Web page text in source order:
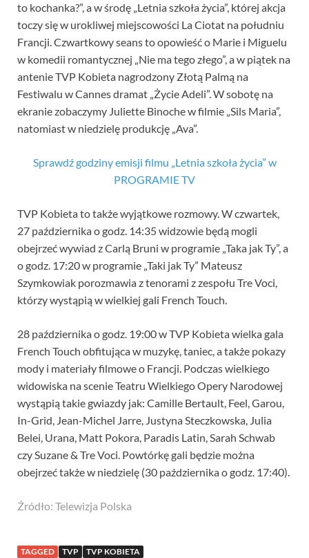
to kochanka?”, a w środę „Letnia szkoła życia”, której akcja
toczy się w urokliwej miejscowości La Ciotat na południu
Francji. Czwartkowy seans to opowieść o Marie i Miguelu
w komedii romantycznej „Nie ma tego złego”, a w piątek na
antenie TVP Kobieta nagrodzony Złotą Palmą na
Festiwalu w Cannes dramat „Życie Adeli”. W sobotę na
ekranie zobaczymy Juliette Binoche w filmie „Sils Maria”,
natomiast w niedzielę produkcję „Ava”.
Sprawdź godziny emisji filmu „Letnia szkoła życia” w
PROGRAMIE TV
TVP Kobieta to także wyjątkowe rozmowy. W czwartek,
27 października o godz. 14:35 widzowie będą mogli
obejrzeć wywiad z Carlą Bruni w programie „Taka jak Ty”, a
o godz. 17:20 w programie „Taki jak Ty” Mateusz
Szymkowiak porozmawia z tenorami z zespołu Tre Voci,
którzy wystąpią w wielkiej gali French Touch.
28 października o godz. 19:00 w TVP Kobieta wielka gala
French Touch obfitująca w muzykę, taniec, a także pokazy
mody i materiały filmowe o Francji. Podczas wielkiego
widowiska na scenie Teatru Wielkiego Opery Narodowej
wystąpią takie gwiazdy jak: Camille Bertault, Feel, Garou,
In-Grid, Jean-Michel Jarre, Justyna Steczkowska, Julia
Belei, Urana, Matt Pokora, Paradis Latin, Sarah Schwab
czy Suzane & Tre Voci. Powtórkę gali będzie można
obejrzeć także w niedzielę (30 października o godz. 17:40).
Źródło: Telewizja Polska
TAGGED TVP TVP KOBIETA